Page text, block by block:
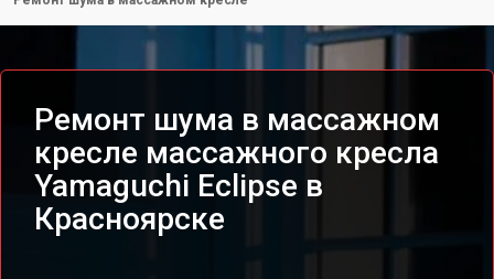
Ремонт шума в массажном
кресле массажного кресла
Yamaguchi Eclipse в
Красноярске